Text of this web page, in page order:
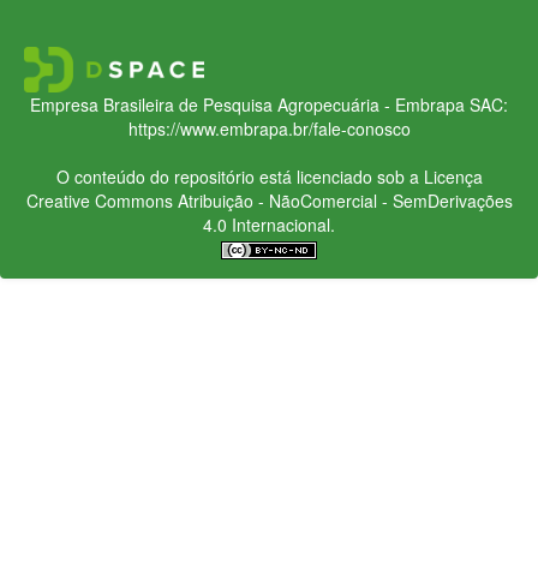
Empresa Brasileira de Pesquisa Agropecuária - Embrapa SAC:
https://www.embrapa.br/fale-conosco
O conteúdo do repositório está licenciado sob a Licença
Creative CommonsAtribuição - NãoComercial - SemDerivações
4.0 Internacional.